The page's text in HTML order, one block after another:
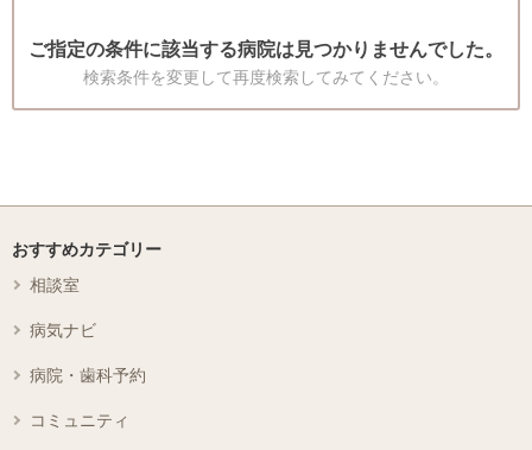
ご指定の条件に該当する病院は見つかりませんでした。
検索条件を変更して再度検索してみてください。
おすすめカテゴリー
相談室
病気ナビ
病院・歯科予約
コミュニティ